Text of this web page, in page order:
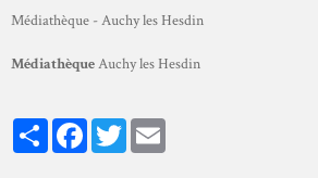
Médiathèque - Auchy les Hesdin
MédiathèqueAuchy les Hesdin
PartagerFacebookTwitter